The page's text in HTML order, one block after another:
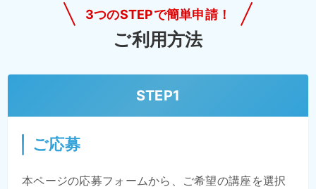
3つのSTEPで簡単申請！
ご利用方法
STEP1
ご応募
本ページの応募フォームから、ご希望の講座を選択